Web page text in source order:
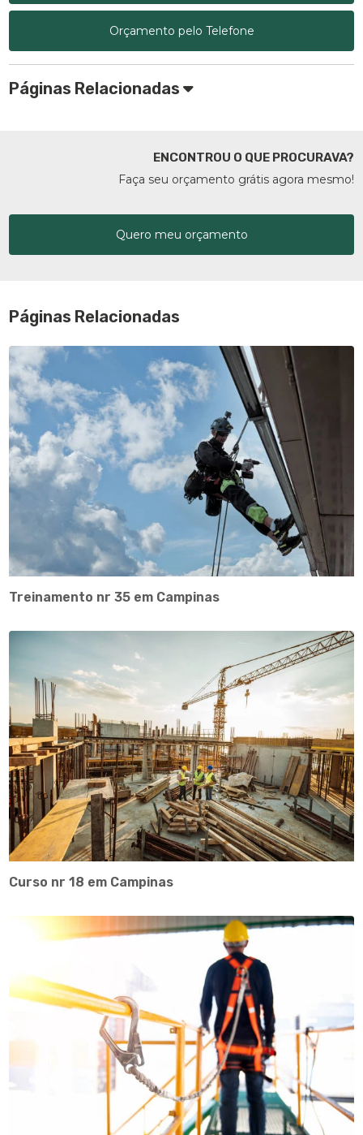
Orçamento pelo Telefone
Páginas Relacionadas
ENCONTROU O QUE PROCURAVA?
Faça seu orçamento grátis agora mesmo!
Quero meu orçamento
Páginas Relacionadas
Treinamento nr 35 em Campinas
Curso nr 18 em Campinas